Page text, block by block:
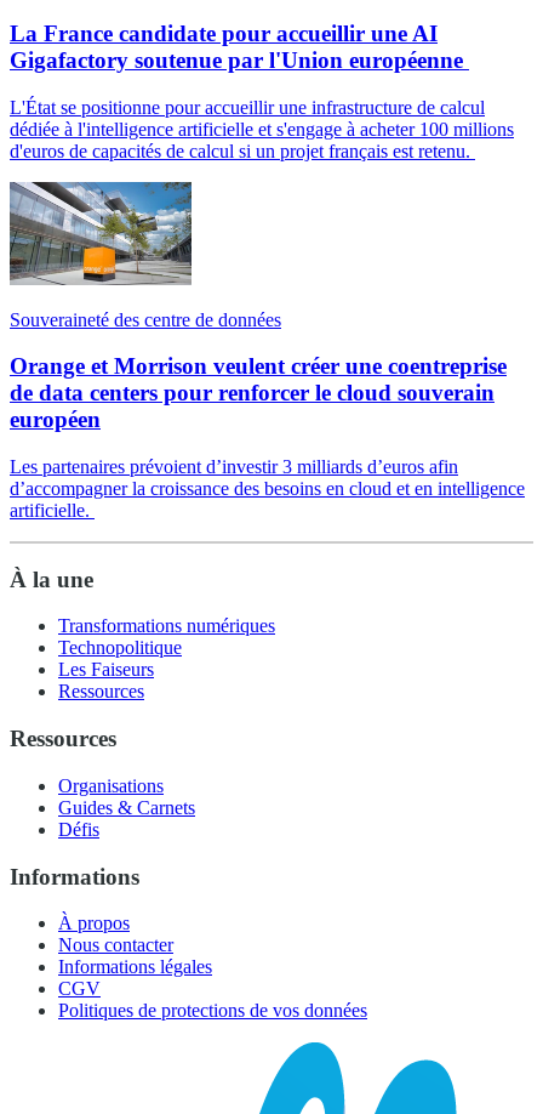
La France candidate pour accueillir une AI
Gigafactory soutenue par l'Union européenne
L'État se positionne pour accueillir une infrastructure de calcul
dédiée à l'intelligence artificielle et s'engage à acheter 100 millions
d'euros de capacités de calcul si un projet français est retenu.
Souveraineté des centre de données
Orange et Morrison veulent créer une coentreprise
de data centers pour renforcer le cloud souverain
européen
Les partenaires prévoient d’investir 3 milliards d’euros afin
d’accompagner la croissance des besoins en cloud et en intelligence
artificielle.
À la une
Transformations numériques
Technopolitique
Les Faiseurs
Ressources
Ressources
Organisations
Guides & Carnets
Défis
Informations
À propos
Nous contacter
Informations légales
CGV
Politiques de protections de vos données